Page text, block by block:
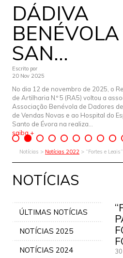
DÁDIVA
SAN...
Escrito por
20 Nov 2025
No dia 12 de novembro de 2025, o
de Artilharia N.º 5 (RA5) voltou a
Associação Benévola de Dadores
de Vendas Novas e ao Hospital do
Santo de Évora na realiza...
saiba +
Notícias > Notícias 2022 > “Fortes e
NOTÍCIAS
ÚLTIMAS NOTÍCIAS
NOTÍCIAS 2025
NOTÍCIAS 2024